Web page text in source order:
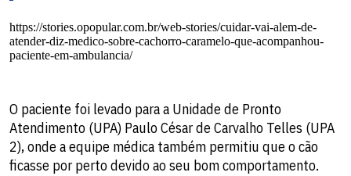
https://stories.opopular.com.br/web-stories/cuidar-vai-alem-de-
atender-diz-medico-sobre-cachorro-caramelo-que-acompanhou-
paciente-em-ambulancia/
O paciente foi levado para a Unidade de Pronto
Atendimento (UPA) Paulo César de Carvalho Telles (UPA
2), onde a equipe médica também permitiu que o cão
ficasse por perto devido ao seu bom comportamento.